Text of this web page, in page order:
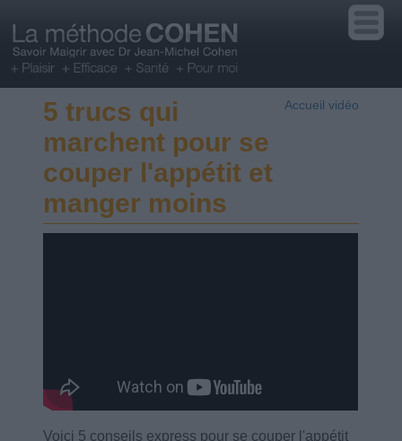
Accueil vidéo
5 trucs qui
marchent pour se
couper l'appétit et
manger moins
Voici 5 conseils express pour se couper l'appétit